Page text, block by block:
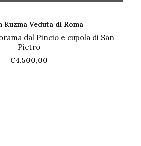
AL CARRELLO
Kuzma Veduta di Roma
dal Pincio e cupola di San
Pietro
€4.500,00